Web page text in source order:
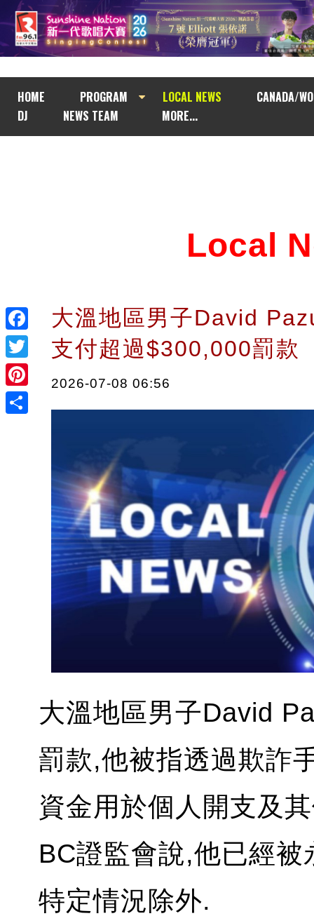
HOME PROGRAM LOCAL NEWS
CANADA/
DJ
NEWS TEAM MORE...
Facebook
Twitter
Pinterest
Local
大溫地區男子David
支付超過$300,000罰
2026-07-08 06:56
大溫地區男子David
罰款,他被指透過欺詐
資金用於個人開支及
BC證監會說,他已經
特定情況除外.